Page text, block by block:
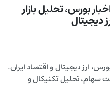
بورس، تحلیل بازار
دیجیتال
ارز دیجیتال و اقتصاد ایران.
سهام، تحلیل تکنیکال و